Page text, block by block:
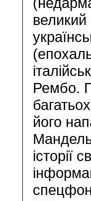
великий
Рембо.
його
історії